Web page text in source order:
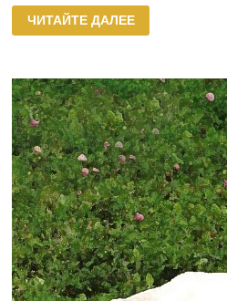
ГУСИ
АРЗАМАССКОЙ
ПОРОДЫ
ЧИТАЙТЕ ДАЛЕЕ